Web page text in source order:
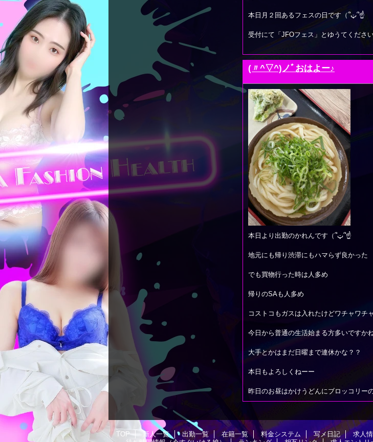
本日月２回あるフェスの日です（՞ټ՞☝
受付にて「JFOフェス」とゆうてくださ
(〃^▽^)ノﾞおはよー♪
本日より出勤のかれんです（՞ټ՞☝
地元にも帰り渋滞にもハマらず良かった
でも買物行った時は人多め
帰りのSAも人多め
コストコもガスは入れたけどワチャワチ
今日から普通の生活始まる方多いですか
大手とかはまだ日曜まで連休かな？？
本日もよろしくねーー
昨日のお昼はかけうどんにブロッコリ
TOP 新人一覧 出勤一覧 在籍一覧 料金システム 写メ日記 求人